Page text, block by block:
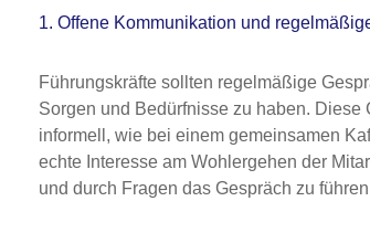
1. Offene Kommunikation und
Führungskräfte sollten regelmäßige
Sorgen und Bedürfnisse zu haben.
informell, wie bei einem gemeinsamen
echte Interesse am Wohlergehen der
und durch Fragen das Gespräch zu